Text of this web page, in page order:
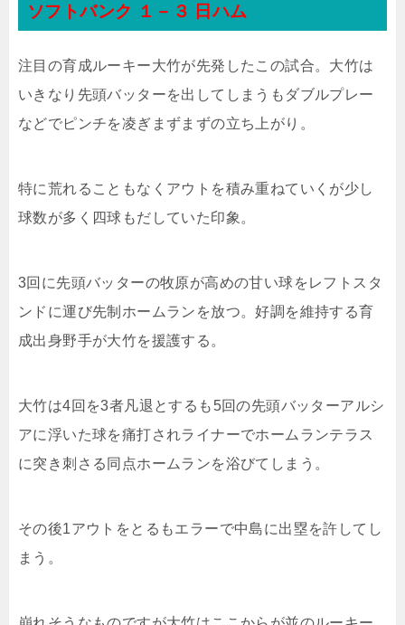
ソフトバンク １－３ 日ハム
注目の育成ルーキー大竹が先発したこの試合。大竹は
いきなり先頭バッターを出してしまうもダブルプレー
などでピンチを凌ぎまずまずの立ち上がり。
特に荒れることもなくアウトを積み重ねていくが少し
球数が多く四球もだしていた印象。
3回に先頭バッターの牧原が高めの甘い球をレフトスタ
ンドに運び先制ホームランを放つ。好調を維持する育
成出身野手が大竹を援護する。
大竹は4回を3者凡退とするも5回の先頭バッターアルシ
アに浮いた球を痛打されライナーでホームランテラス
に突き刺さる同点ホームランを浴びてしまう。
その後1アウトをとるもエラーで中島に出塁を許してし
まう。